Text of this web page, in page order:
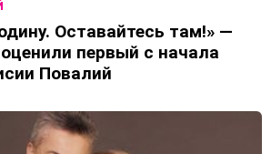
Оставайтесь там!» —
первый с начала
Повалий